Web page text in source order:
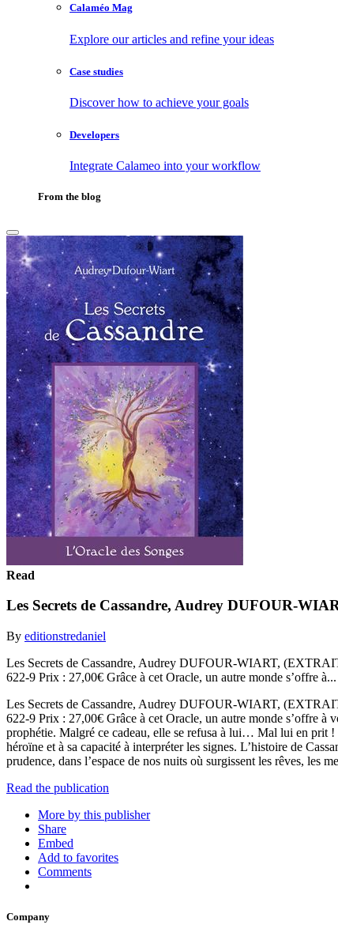
Calaméo Mag
Explore our articles and refine your ideas
Case studies
Discover how to achieve your goals
Developers
Integrate Calameo into your workflow
From the blog
Read
Les Secrets de Cassandre, Audrey DUFOUR-
By editionstredaniel
Les Secrets de Cassandre, Audrey DUFOUR-WIART,
622-9 Prix : 27,00€ Grâce à cet Oracle, un autre monde s’offre à...
Les Secrets de Cassandre, Audrey DUFOUR-WIART,
622-9 Prix : 27,00€ Grâce à cet Oracle, un autre monde s’offre à
prophétie. Malgré ce cadeau, elle se refusa à lui… Mal lui en prit !
héroïne et à sa capacité à interpréter les signes. L’histoire de
prudence, dans l’espace de nos nuits où surgissent les rêves, les
Read the publication
More by this publisher
Share
Embed
Add to favorites
Comments
Company